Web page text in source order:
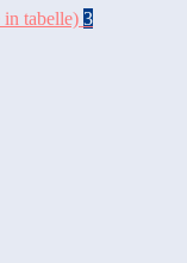
tabelle) 3